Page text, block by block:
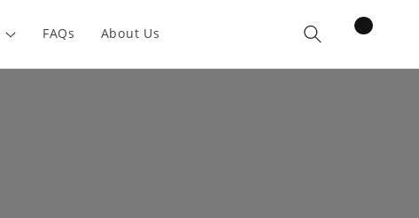
FAQs About Us Cart
items